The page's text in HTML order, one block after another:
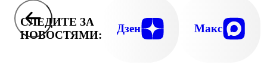
СЛЕДИТЕ ЗА
НОВОСТЯМИ:
Дзен Макс